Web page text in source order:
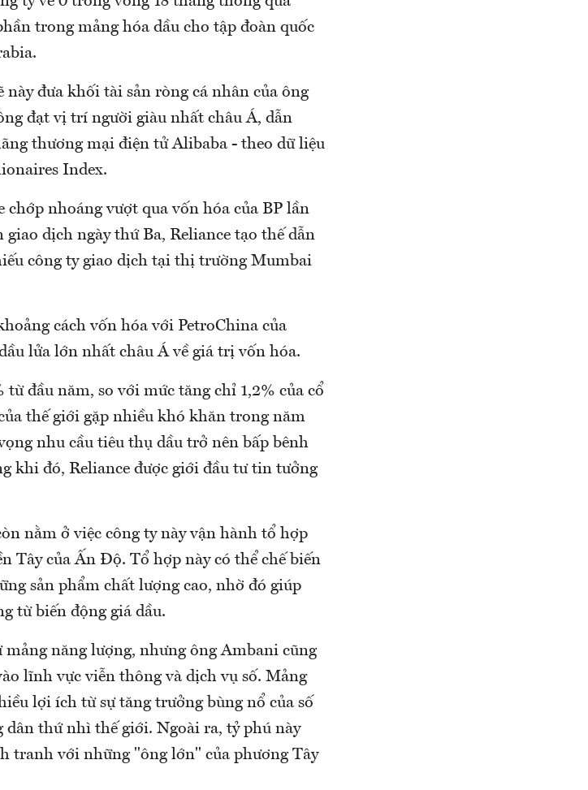
trong mảng hóa dầu cho tập đoàn quốc
đưa khối tài sản ròng cá nhân của ông
đạt vị trí người giàu nhất châu Á, dẫn
thương mại điện tử Alibaba - theo dữ liệu
Index.
chớp nhoáng vượt qua vốn hóa của BP lần
dịch ngày thứ Ba, Reliance tạo thế dẫn
công ty giao dịch tại thị trường Mumbai
cách vốn hóa với PetroChina của
lửa lớn nhất châu Á về giá trị vốn hóa.
từ đầu năm, so với mức tăng chỉ 1,2% của cổ
thế giới gặp nhiều khó khăn trong năm
nhu cầu tiêu thụ dầu trở nên bấp bênh
khi đó, Reliance được giới đầu tư tin tưởng
nằm ở việc công ty này vận hành tổ hợp
Tây của Ấn Độ. Tổ hợp này có thể chế biến
sản phẩm chất lượng cao, nhờ đó giúp
từ biến động giá dầu.
năng lượng, nhưng ông Ambani cũng
lĩnh vực viễn thông và dịch vụ số. Mảng
lợi ích từ sự tăng trưởng bùng nổ của số
dân thứ nhì thế giới. Ngoài ra, tỷ phú này
tranh với những "ông lớn" của phương Tây